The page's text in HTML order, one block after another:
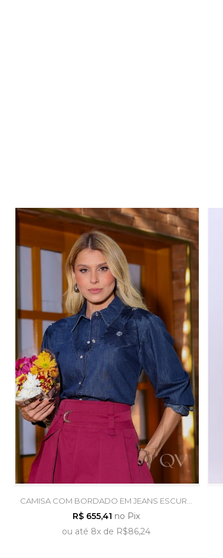
CAMISA COM BORDADO EM JEANS ESCURO
- LUZIA FAZZOLLI
R$ 655,41 no Pix
ou até 8xde R$86,24